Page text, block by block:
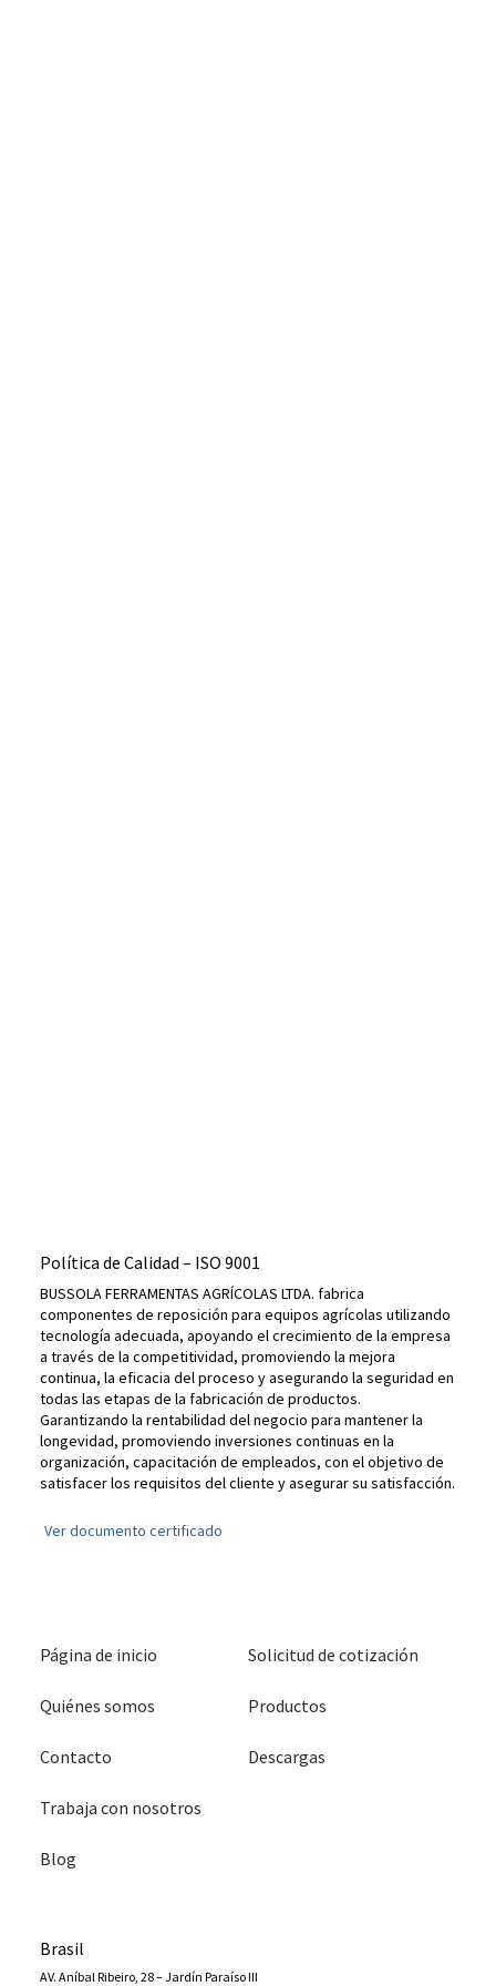
Página de inicio
Quiénes somos
Contacto
Trabaja con nosotros
Blog
Solicitud de cotización
Productos
Descargas
Brasil
AV. Aníbal Ribeiro, 28 – Jardín Paraíso III
Política de Calidad – ISO 9001
BUSSOLA FERRAMENTAS AGRÍCOLAS LTDA. fabrica
componentes de reposición para equipos agrícolas utilizando
tecnología adecuada, apoyando el crecimiento de la empresa
a través de la competitividad, promoviendo la mejora
continua, la eficacia del proceso y asegurando la seguridad en
todas las etapas de la fabricación de productos.
Garantizando la rentabilidad del negocio para mantener la
longevidad, promoviendo inversiones continuas en la
organización, capacitación de empleados, con el objetivo de
satisfacer los requisitos del cliente y asegurar su satisfacción.
Ver documento certificado